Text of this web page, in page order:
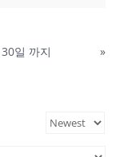
일 까지
»